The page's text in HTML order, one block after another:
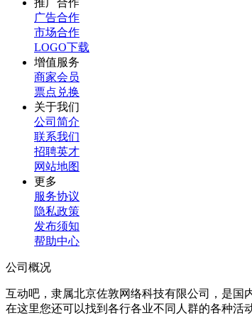
推广合作
广告合作
市场合作
LOGO下载
增值服务
商家会员
票点兑换
关于我们
公司简介
联系我们
招聘英才
网站地图
更多
服务协议
隐私政策
发布须知
帮助中心
公司概况
互动吧，隶属北京佐敦网络科技有限公司，是国
在这里您还可以找到各行各业不同人群的各种活